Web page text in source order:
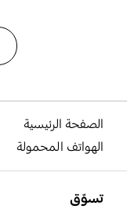
الصفحة الرئيسية
الهواتف المحمولة
تسوّق